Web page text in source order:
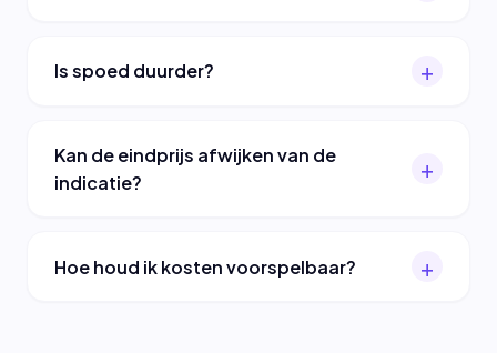
Is spoed duurder?
Kan de eindprijs afwijken van de
indicatie?
Hoe houd ik kosten voorspelbaar?